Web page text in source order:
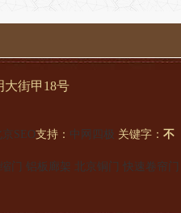
街甲18号
京SEO支持： 中网四极 关键字： 不
门 铝板廊架 北京铜门 快速卷帘门